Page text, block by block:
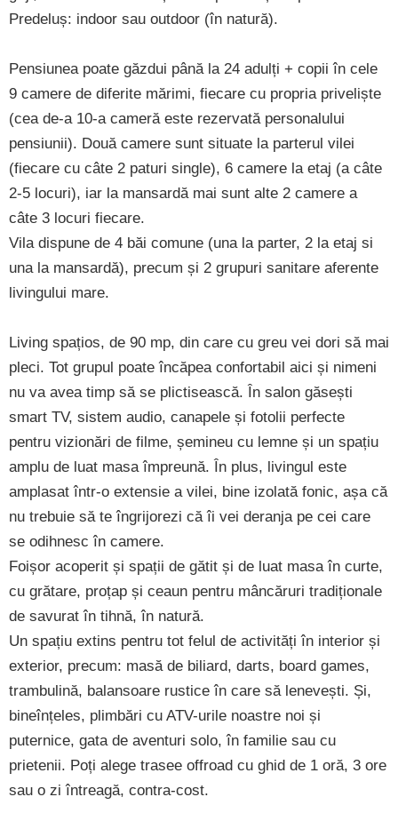
Predeluș: indoor sau outdoor (în natură).
Pensiunea poate găzdui până la 24 adulți + copii în cele
9 camere de diferite mărimi, fiecare cu propria priveliște
(cea de-a 10-a cameră este rezervată personalului
pensiunii). Două camere sunt situate la parterul vilei
(fiecare cu câte 2 paturi single), 6 camere la etaj (a câte
2-5 locuri), iar la mansardă mai sunt alte 2 camere a
câte 3 locuri fiecare.
Vila dispune de 4 băi comune (una la parter, 2 la etaj si
una la mansardă), precum și 2 grupuri sanitare aferente
livingului mare.
Living spațios, de 90 mp, din care cu greu vei dori să mai
pleci. Tot grupul poate încăpea confortabil aici și nimeni
nu va avea timp să se plictisească. În salon găsești
smart TV, sistem audio, canapele și fotolii perfecte
pentru vizionări de filme, șemineu cu lemne și un spațiu
amplu de luat masa împreună. În plus, livingul este
amplasat într-o extensie a vilei, bine izolată fonic, așa că
nu trebuie să te îngrijorezi că îi vei deranja pe cei care
se odihnesc în camere.
Foișor acoperit și spații de gătit și de luat masa în curte,
cu grătare, proțap și ceaun pentru mâncăruri tradiționale
de savurat în tihnă, în natură.
Un spațiu extins pentru tot felul de activități în interior și
exterior, precum: masă de biliard, darts, board games,
trambulină, balansoare rustice în care să lenevești. Și,
bineînțeles, plimbări cu ATV-urile noastre noi și
puternice, gata de aventuri solo, în familie sau cu
prietenii. Poți alege trasee offroad cu ghid de 1 oră, 3 ore
sau o zi întreagă, contra-cost.